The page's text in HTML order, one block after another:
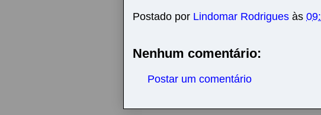
t
t
e
b
e
r
s
Postado por Lindomar Rodrigues às
Nenhum comentário:
Postar um comentário